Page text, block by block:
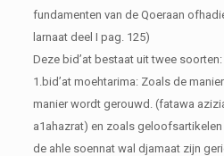
fundamenten van de Qoeraan
larnaat deel I pag. 125)
Deze bid’at bestaat uit twee soorten:
1.bid’at moehtarima: Zoals de
manier wordt gerouwd. (fatawa
a1ahazrat) en zoals
de ahle soennat wal djamaat zijn